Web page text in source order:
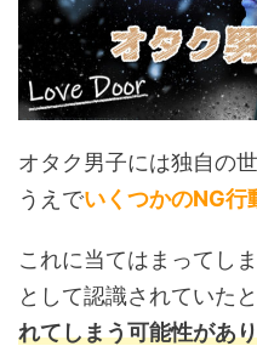
オタク男子には独自の
うえでいくつかのNG行
これに当てはまってし
として認識されていたと
れてしまう可能性があ